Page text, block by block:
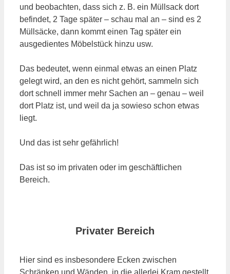
und beobachten, dass sich z. B. ein Müllsack dort
befindet, 2 Tage später – schau mal an – sind es 2
Müllsäcke, dann kommt einen Tag später ein
ausgedientes Möbelstück hinzu usw.
Das bedeutet, wenn einmal etwas an einen Platz
gelegt wird, an den es nicht gehört, sammeln sich
dort schnell immer mehr Sachen an – genau – weil
dort Platz ist, und weil da ja sowieso schon etwas
liegt.
Und das ist sehr gefährlich!
Das ist so im privaten oder im geschäftlichen
Bereich.
Privater Bereich
Hier sind es insbesondere Ecken zwischen